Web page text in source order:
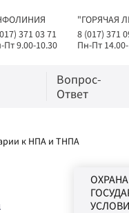
371 03 71
Пт 9.00-10.30
"ГОРЯЧАЯ
8 (017) 371
Пн-Пт
Вопрос-
Ответ
к НПА и ТНПА